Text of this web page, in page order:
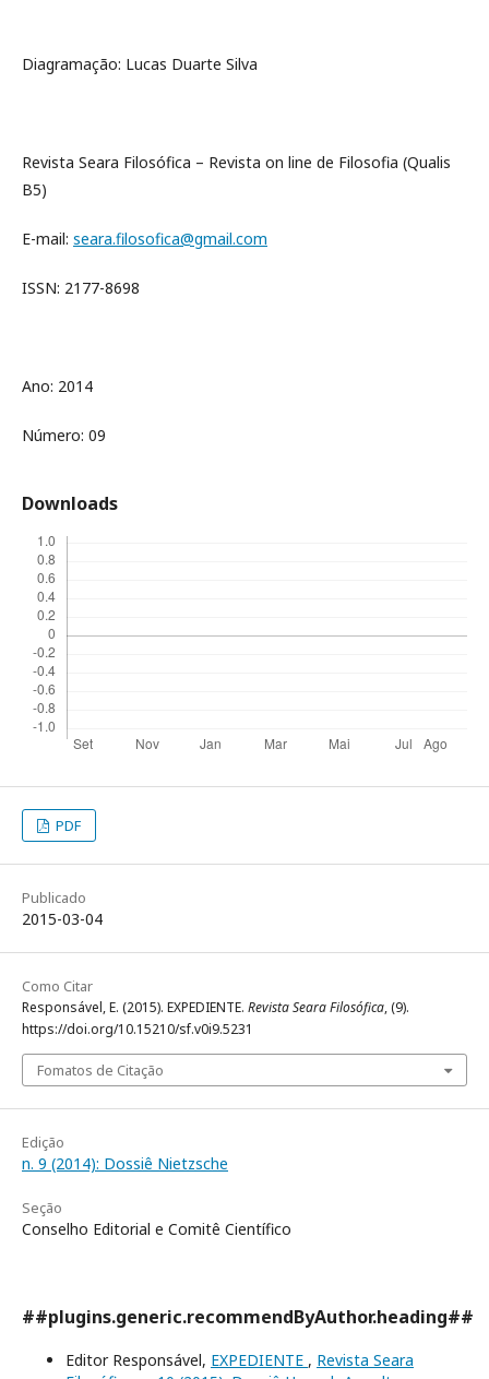
Diagramação: Lucas Duarte Silva
Revista Seara Filosófica – Revista on line de Filosofia (Qualis
B5)
E-mail: seara.filosofica@gmail.com
ISSN: 2177-8698
Ano: 2014
Número: 09
Downloads
PDF
Publicado
2015-03-04
Como Citar
Responsável, E. (2015). EXPEDIENTE. Revista Seara Filosófica, (9).
https://doi.org/10.15210/sf.v0i9.5231
Fomatos de Citação
Edição
n. 9 (2014): Dossiê Nietzsche
Seção
Conselho Editorial e Comitê Científico
##plugins.generic.recommendByAuthor.heading##
Editor Responsável, EXPEDIENTE , Revista Seara